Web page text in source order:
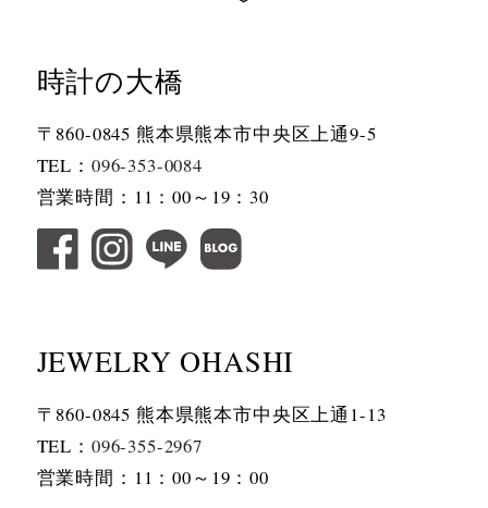
時計の大橋
〒860-0845 熊本県熊本市中央区上通9-5
TEL： 096-353-0084
営業時間：11：00～19：30
JEWELRY OHASHI
〒860-0845 熊本県熊本市中央区上通1-13
TEL： 096-355-2967
営業時間：11：00～19：00